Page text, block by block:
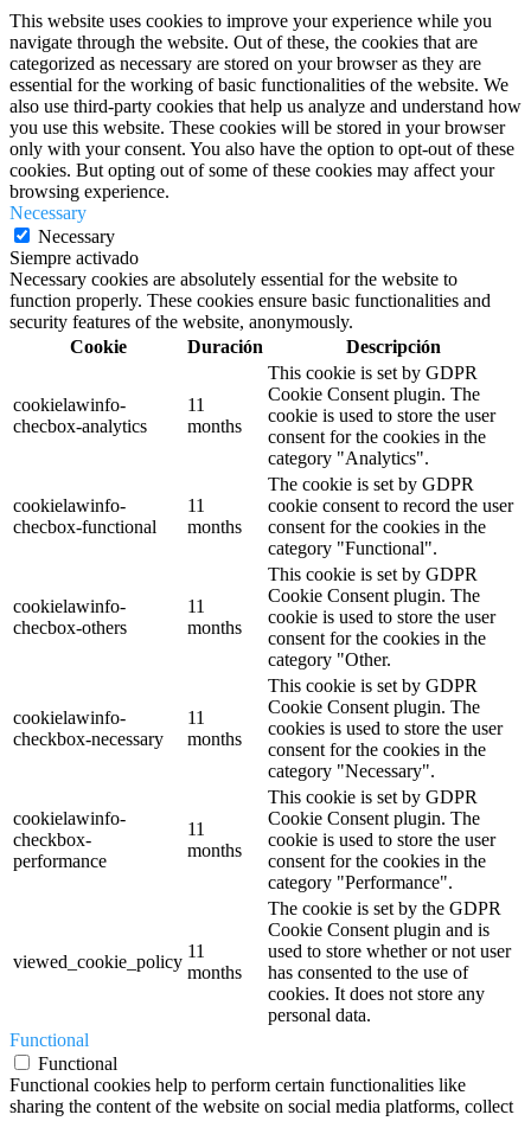
This website uses cookies to improve your experience while you
navigate through the website. Out of these, the cookies that are
categorized as necessary are stored on your browser as they are
essential for the working of basic functionalities of the website. We
also use third-party cookies that help us analyze and understand how
you use this website. These cookies will be stored in your browser
only with your consent. You also have the option to opt-out of these
cookies. But opting out of some of these cookies may affect your
browsing experience.
Necessary
Necessary
Siempre activado
Necessary cookies are absolutely essential for the website to
function properly. These cookies ensure basic functionalities and
security features of the website, anonymously.
Cookie
Duración Descripción
cookielawinfo-
checbox-analytics
11
months
This cookie is set by GDPR
Cookie Consent plugin. The
cookie is used to store the user
consent for the cookies in the
category "Analytics".
cookielawinfo-
checbox-functional
11
months
The cookie is set by GDPR
cookie consent to record the user
consent for the cookies in the
category "Functional".
cookielawinfo-
checbox-others
11
months
This cookie is set by GDPR
Cookie Consent plugin. The
cookie is used to store the user
consent for the cookies in the
category "Other.
cookielawinfo-
checkbox-necessary
11
months
This cookie is set by GDPR
Cookie Consent plugin. The
cookies is used to store the user
consent for the cookies in the
category "Necessary".
cookielawinfo-
checkbox-
performance
11
months
This cookie is set by GDPR
Cookie Consent plugin. The
cookie is used to store the user
consent for the cookies in the
category "Performance".
viewed_cookie_policy
11
months
The cookie is set by the GDPR
Cookie Consent plugin and is
used to store whether or not user
has consented to the use of
cookies. It does not store any
personal data.
Functional
Functional
Functional cookies help to perform certain functionalities like
sharing the content of the website on social media platforms, collect